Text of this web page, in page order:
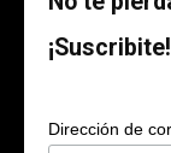
¡Suscribite!
Dirección de